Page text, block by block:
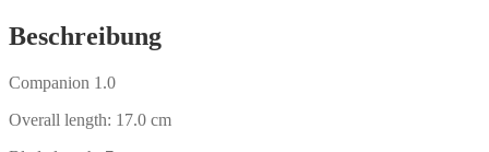
Beschreibung
Companion 1.0
Overall length: 17.0 cm